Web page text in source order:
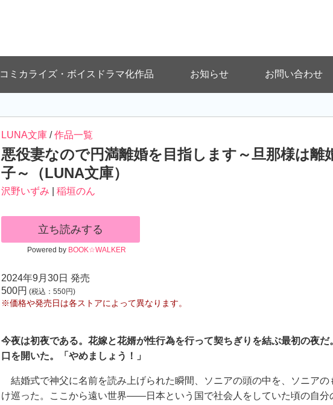
コミカライズ・ボイスドラマ化作品 お知らせ お問い合わせ
LUNA文庫 /作品一覧
悪役妻なので円満離婚を目指します～旦那様は離
子～（LUNA文庫）
沢野いずみ 稲垣のん
立ち読みする
Powered by BOOK☆WALKER
2024年9月30日 発売
500円 (税込：550円)
※価格や発売日は各ストアによって異なります。
今夜は初夜である。花嫁と花婿が性行為を行って契ちぎりを結ぶ最初の夜だ
口を開いた。「やめましょう！」
結婚式で神父に名前を読み上げられた瞬間、ソニアの頭の中を、ソニアの
け巡った。ここから遠い世界――日本という国で社会人をしていた頃の自分